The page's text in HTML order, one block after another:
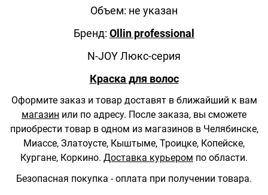
Объем: не указан
Бренд: Ollin professional
N-JOY Люкс-серия
Краска для волос
Оформите заказ и товар доставят в ближайший к вам
магазин или по адресу. После заказа, вы сможете
приобрести товар в одном из магазинов в Челябинске,
Миассе, Златоусте, Кыштыме, Троицке, Копейске,
Кургане, Коркино. Доставка курьером по области.
Безопасная покупка - оплата при получении товара.